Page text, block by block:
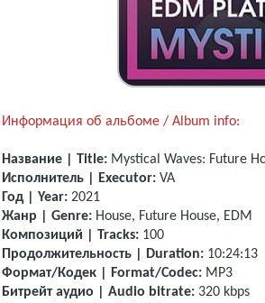
Информация об альбоме / Album info:
Название | Title: Mystical Waves: Future
Исполнитель | Executor: VA
Год | Year: 2021
Жанр | Genre: House, Future House, EDM
Композиций | Tracks: 100
Продолжительность | Duration: 10:24:13
Формат/Кодек | Format/Codec: MP3
Битрейт аудио | Audio bitrate: 320 kbps